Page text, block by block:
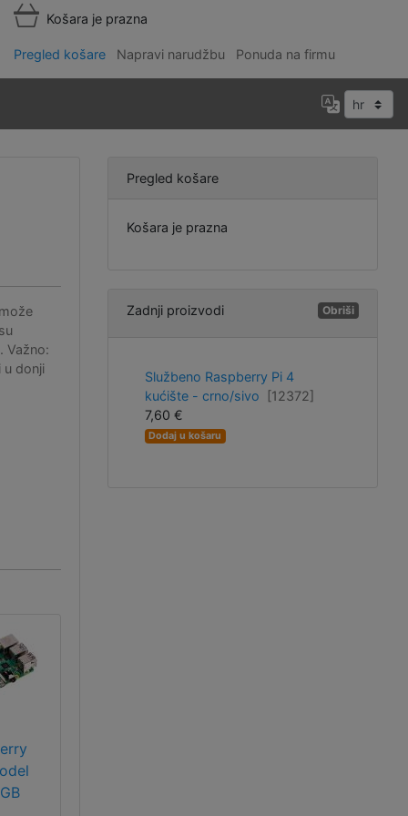
Košara je prazna
Pregled košare Napravi narudžbu Ponuda na firmu
Važno:
u donji
Pregled košare
Košara je prazna
Zadnji proizvodi Obriši
Službeno Raspberry Pi 4
kućište - crno/sivo
[12372]
7,60 €
Dodaj u košaru